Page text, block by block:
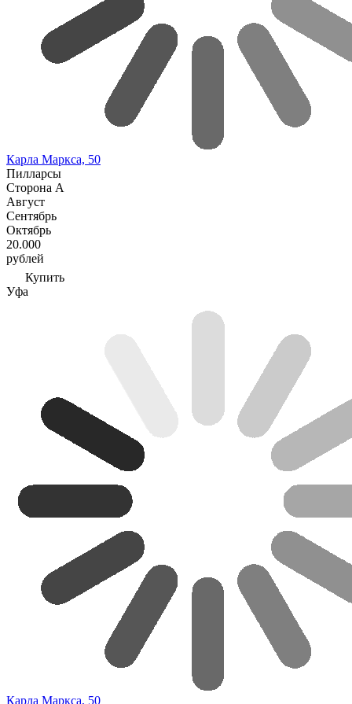
Карла Маркса, 50
Пилларсы
Сторона А
Август
Сентябрь
Октябрь
20.000
рублей
Купить
Уфа
Карла Маркса, 50